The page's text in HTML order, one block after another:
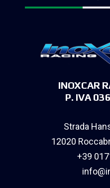
INOXCAR
P. IVA
Strada
12020
+39